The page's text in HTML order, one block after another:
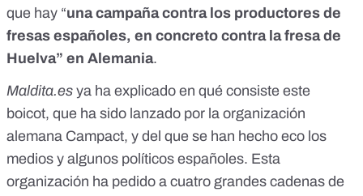
que hay “una campaña contra los productores de
fresas españoles, en concreto contra la fresa de
Huelva” en Alemania.
Maldita.es ya ha explicado en qué consiste este
boicot, que ha sido lanzado por la organización
alemana Campact, y del que se han hecho eco los
medios y algunos políticos españoles. Esta
organización ha pedido a cuatro grandes cadenas de